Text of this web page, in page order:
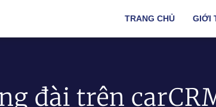
TRANG CHỦ GIỚI
đài trên